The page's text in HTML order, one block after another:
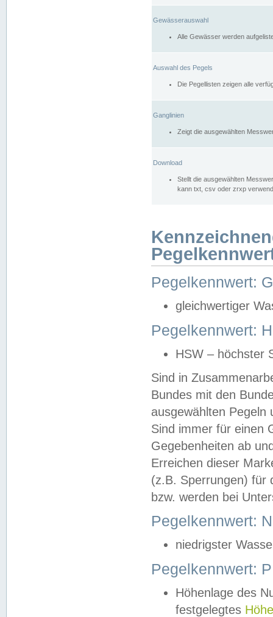
Gewässerauswahl
Alle Gewässer werden
Auswahl des Pegels
Die Pegellisten zeigen alle
Ganglinien
Zeigt die ausgewählten
Download
Stellt die ausgewählten
kann txt, csv oder zrxp
Pegelkennwert:
gleichwertiger
Pegelkennwert:
HSW – höchster
Sind in
Bundes mit den
ausgewählten
Sind immer für einen
Gegebenheiten ab
Erreichen dieser
(z.B. Sperrungen) für
bzw. werden bei
Pegelkennwert:
niedrigster
Pegelkennwert:
Höhenlage des
festgelegtes